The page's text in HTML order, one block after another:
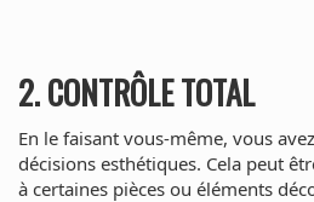
2. CONTRÔLE TOTAL
En le faisant vous-même, vous
décisions esthétiques. Cela peut
à certaines pièces ou éléments